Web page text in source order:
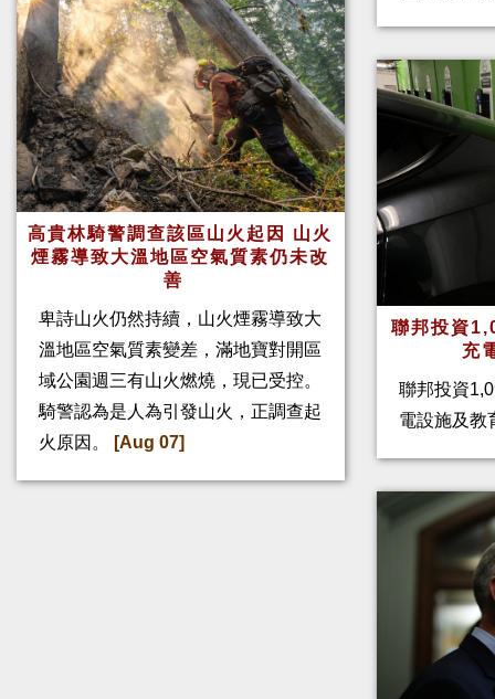
高貴林騎警調查該區山火起因 山火
煙霧導致大溫地區空氣質素仍未改
善
卑詩山火仍然持續，山火煙霧導致大
溫地區空氣質素變差，滿地寶對開區
域公園週三有山火燃燒，現已受控。
騎警認為是人為引發山火，正調查起
火原因。
[Aug 07]
聯邦投資
充
聯邦投資
電設施及教